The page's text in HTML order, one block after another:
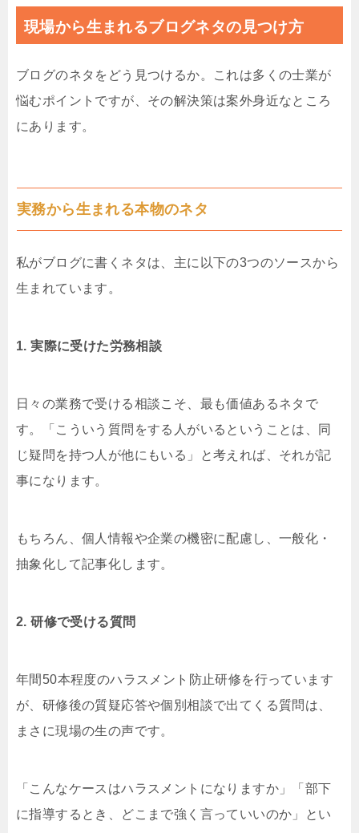
現場から生まれるブログネタの見つけ方
ブログのネタをどう見つけるか。これは多くの士業が
悩むポイントですが、その解決策は案外身近なところ
にあります。
実務から生まれる本物のネタ
私がブログに書くネタは、主に以下の3つのソースから
生まれています。
1. 実際に受けた労務相談
日々の業務で受ける相談こそ、最も価値あるネタで
す。「こういう質問をする人がいるということは、同
じ疑問を持つ人が他にもいる」と考えれば、それが記
事になります。
もちろん、個人情報や企業の機密に配慮し、一般化・
抽象化して記事化します。
2. 研修で受ける質問
年間50本程度のハラスメント防止研修を行っています
が、研修後の質疑応答や個別相談で出てくる質問は、
まさに現場の生の声です。
「こんなケースはハラスメントになりますか」「部下
に指導するとき、どこまで強く言っていいのか」とい